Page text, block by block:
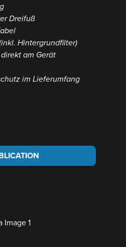
Dreifuß
Hintergrundfilter)
am Gerät
im Lieferumfang